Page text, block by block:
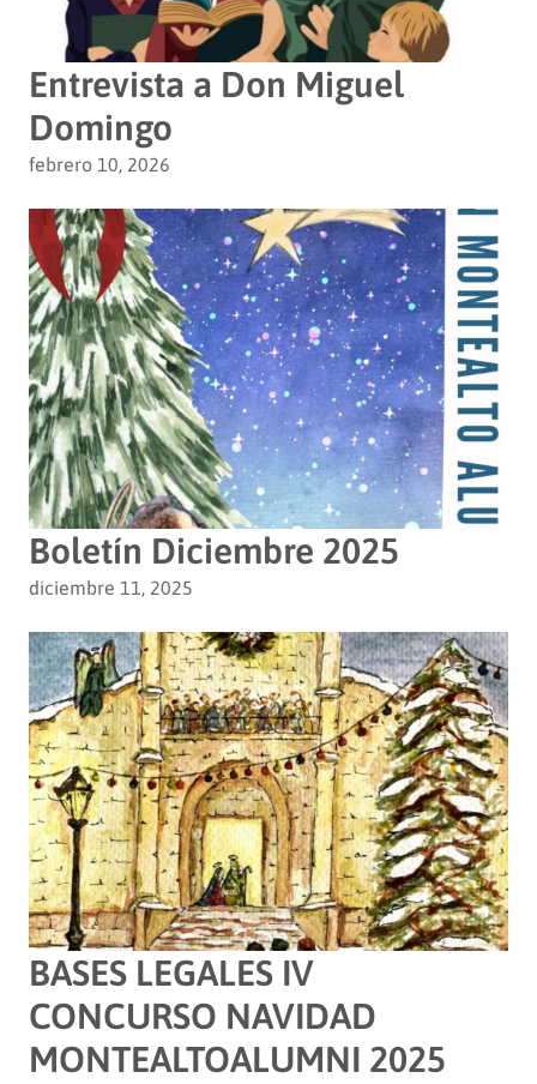
Entrevista a Don Miguel
Domingo
febrero 10, 2026
Boletín Diciembre 2025
diciembre 11, 2025
BASES LEGALES IV
CONCURSO NAVIDAD
MONTEALTOALUMNI 2025